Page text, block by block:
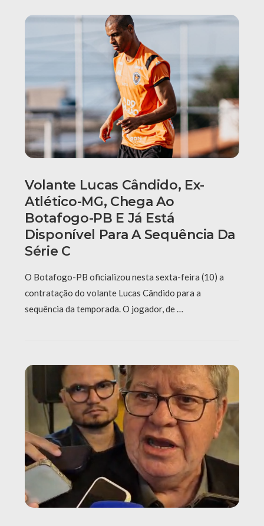
Volante Lucas Cândido, Ex-
Atlético-MG, Chega Ao
Botafogo-PB E Já Está
Disponível Para A Sequência Da
Série C
O Botafogo-PB oficializou nesta sexta-feira (10) a
contratação do volante Lucas Cândido para a
sequência da temporada. O jogador, de …